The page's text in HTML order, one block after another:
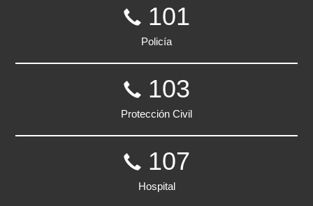
101
Policía
103
Protección Civil
107
Hospital